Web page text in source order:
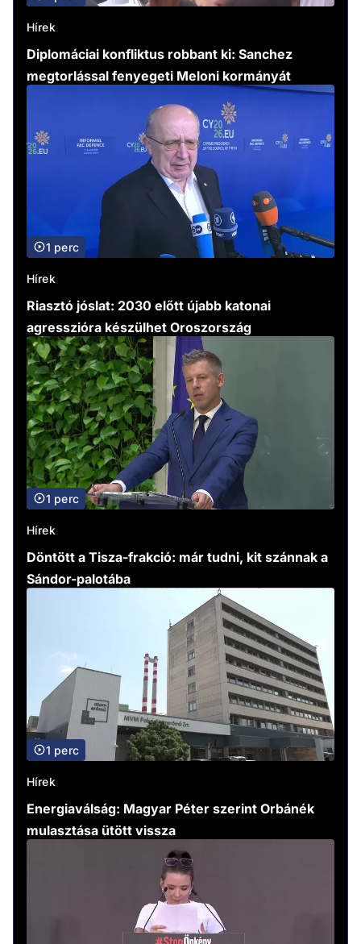
Hírek
Diplomáciai konfliktus robbant ki: Sanchez
megtorlással fenyegeti Meloni kormányát
1 perc
Hírek
Riasztó jóslat: 2030 előtt újabb katonai
agresszióra készülhet Oroszország
1 perc
Hírek
Döntött a Tisza-frakció: már tudni, kit szánnak a
Sándor-palotába
1 perc
Hírek
Energiaválság: Magyar Péter szerint Orbánék
mulasztása ütött vissza